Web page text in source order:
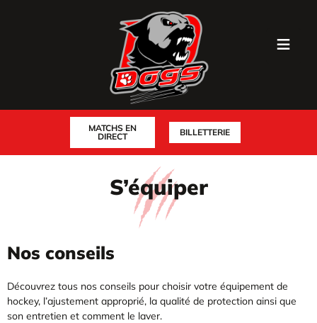
MATCHS EN
DIRECT
BILLETTERIE
S’équiper
Nos conseils
Découvrez tous nos conseils pour choisir votre équipement de
hockey, l’ajustement approprié, la qualité de protection ainsi que
son entretien et comment le laver.